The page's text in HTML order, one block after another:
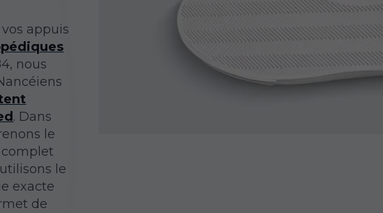
appuis
nous
. Dans
le
le
exacte
de